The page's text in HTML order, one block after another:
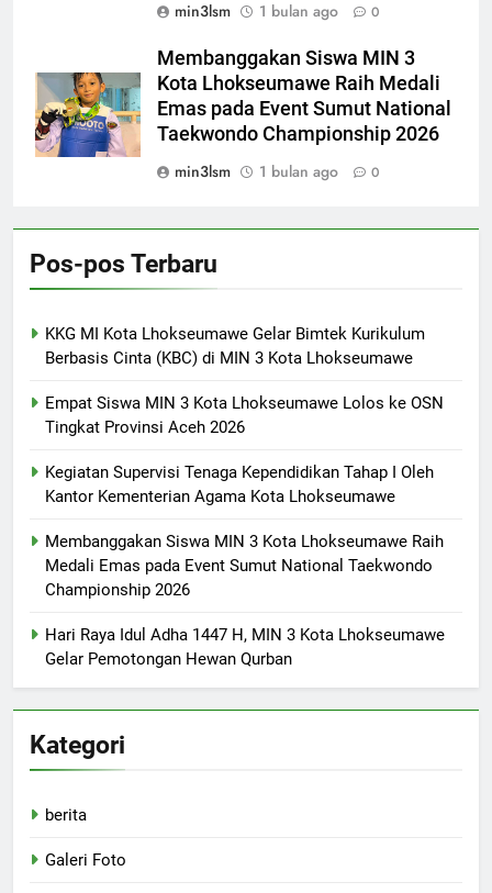
min3lsm 1 bulan ago 0
Membanggakan Siswa MIN 3
Kota Lhokseumawe Raih Medali
Emas pada Event Sumut National
Taekwondo Championship 2026
min3lsm
1 bulan ago 0
Pos-pos Terbaru
KKG MI Kota Lhokseumawe Gelar Bimtek Kurikulum
Berbasis Cinta (KBC) di MIN 3 Kota Lhokseumawe
Empat Siswa MIN 3 Kota Lhokseumawe Lolos ke OSN
Tingkat Provinsi Aceh 2026
Kegiatan Supervisi Tenaga Kependidikan Tahap I Oleh
Kantor Kementerian Agama Kota Lhokseumawe
Membanggakan Siswa MIN 3 Kota Lhokseumawe Raih
Medali Emas pada Event Sumut National Taekwondo
Championship 2026
Hari Raya Idul Adha 1447 H, MIN 3 Kota Lhokseumawe
Gelar Pemotongan Hewan Qurban
Kategori
berita
Galeri Foto